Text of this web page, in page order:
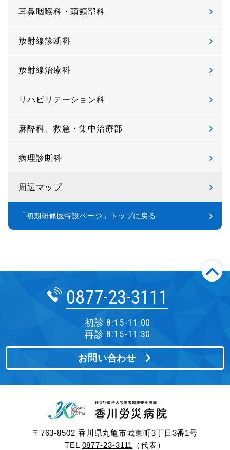
耳鼻咽喉科・頭頸部科
放射線診断科
放射線治療科
リハビリテーション科
麻酔科、救急・集中治療部
病理診断科
周辺マップ
「初期研修医特設ページ」トップに戻る
0877-23-3111
初診 8:15-11:00
再診 8:15-11:30
お問い合わせ
〒763-8502 香川県丸亀市城東町3丁目3番1号
TEL 0877-23-3111 （代表）